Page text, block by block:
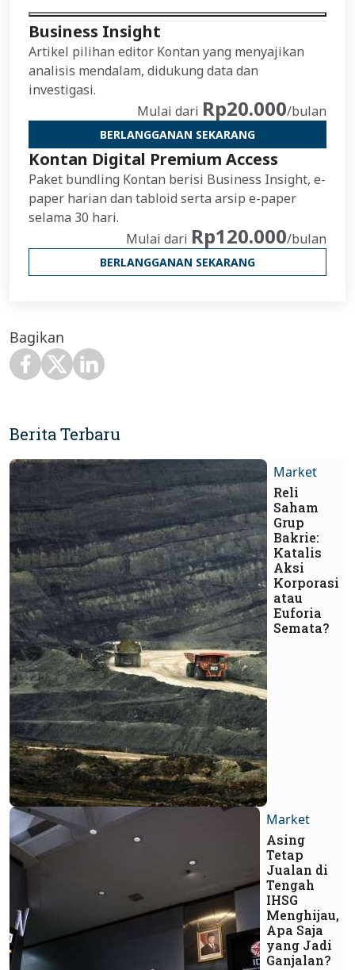
Business Insight
Artikel pilihan editor Kontan yang menyajikan
analisis mendalam, didukung data dan
investigasi.
Mulai dari Rp20.000/bulan
BERLANGGANAN SEKARANG
Kontan Digital Premium Access
Paket bundling Kontan berisi Business Insight, e-
paper harian dan tabloid serta arsip e-paper
selama 30 hari.
Mulai dari Rp120.000/bulan
BERLANGGANAN SEKARANG
Bagikan
Berita Terbaru
Market
Reli
Saham
Grup
Bakrie:
Katalis
Aksi
Korporasi
atau
Euforia
Semata?
Market
Asing
Tetap
Jualan di
Tengah
IHSG
Menghijau,
Apa Saja
yang Jadi
Ganjalan?